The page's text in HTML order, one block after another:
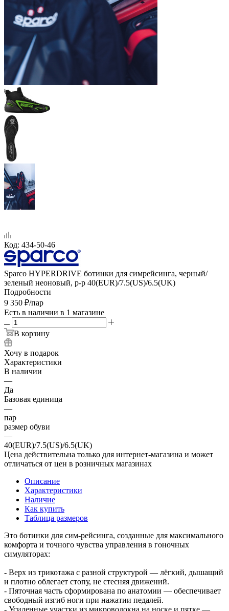
Код: 434-50-46
Sparco HYPERDRIVE ботинки для симрейсинга, черный/
зеленый неоновый, р-р 40(EUR)/7.5(US)/6.5(UK)
Подробности
9 350 ₽/пар
Есть в наличии в 1 магазине
В корзину
Хочу в подарок
Характеристики
В наличии
—
Да
Базовая единица
—
пар
размер обуви
—
40(EUR)/7.5(US)/6.5(UK)
Цена действительна только для интернет-магазина и может
отличаться от цен в розничных магазинах
Описание
Характеристики
Наличие
Как купить
Таблица размеров
Это ботинки для сим-рейсинга, созданные для максимального
комфорта и точного чувства управления в гоночных
симуляторах:
- Верх из трикотажа с разной структурой — лёгкий, дышащий
и плотно облегает стопу, не стесняя движений.
- Пяточная часть сформирована по анатомии — обеспечивает
свободный изгиб ноги при нажатии педалей.
- Усиленные участки из микроволокна на носке и пятке —